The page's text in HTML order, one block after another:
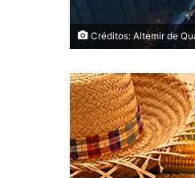
Créditos: Altemir de